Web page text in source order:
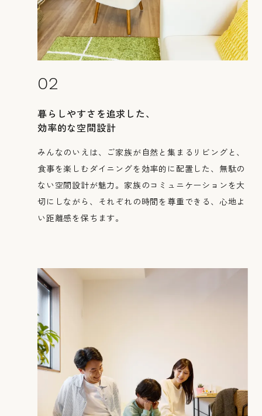
カタログ請求
02
暮らしやすさを追求した、
効率的な空間設計
みんなのいえは、ご家族が自然と集まるリビングと、
食事を楽しむダイニングを効率的に配置した、無駄の
ない空間設計が魅力。家族のコミュニケーションを大
切にしながら、それぞれの時間を尊重できる、心地よ
い距離感を保ちます。